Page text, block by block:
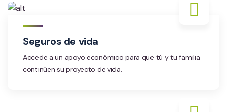
Seguros de vida
Accede a un apoyo económico para que tú y tu familia
continúen su proyecto de vida.